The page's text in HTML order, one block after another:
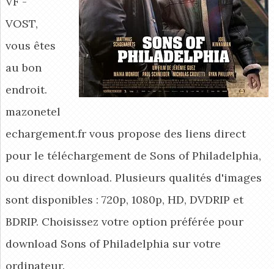
VOST,
vous êtes
au bon
endroit.
mazonetel
echargement.fr vous propose des liens direct
pour le téléchargement de Sons of Philadelphia,
ou direct download. Plusieurs qualités d'images
sont disponibles : 720p, 1080p, HD, DVDRIP et
BDRIP. Choisissez votre option préférée pour
download Sons of Philadelphiasur votre
ordinateur.